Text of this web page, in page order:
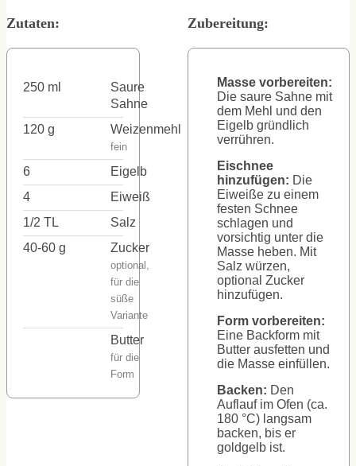
Zutaten:
250 ml
Saure
Sahne
120 g Weizenmehl
fein
6
Eigelb
4
Eiweiß
1/2 TL
Salz
40-60 g Zucker
optional,
für die
süße
Variante
Butter
für die
Form
Zubereitung:
Masse vorbereiten:
Die saure Sahne mit
dem Mehl und den
Eigelb gründlich
verrühren.
Eischnee
hinzufügen: Die
Eiweiße zu einem
festen Schnee
schlagen und
vorsichtig unter die
Masse heben. Mit
Salz würzen,
optional Zucker
hinzufügen.
Form vorbereiten:
Eine Backform mit
Butter ausfetten und
die Masse einfüllen.
Backen: Den
Auflauf im Ofen (ca.
180 °C) langsam
backen, bis er
goldgelb ist.